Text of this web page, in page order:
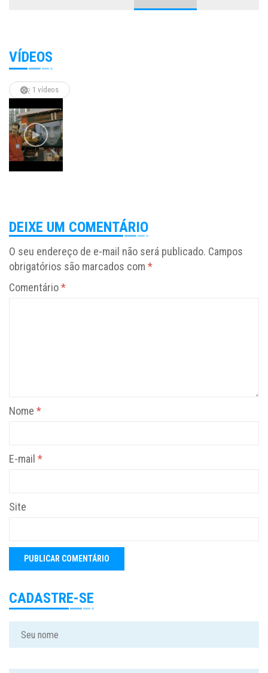
VÍDEOS
1 vídeos
DEIXE UM COMENTÁRIO
O seu endereço de e-mail não será publicado. Campos
obrigatórios são marcados com *
Comentário*
Nome *
E-mail *
Site
CADASTRE-SE